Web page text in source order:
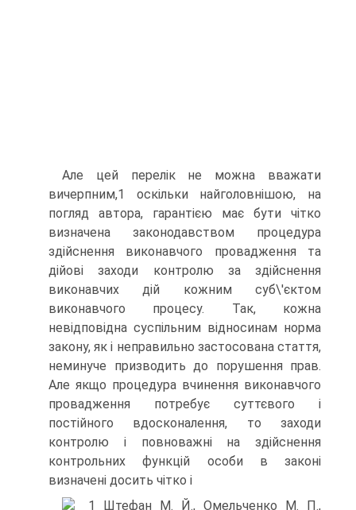
Але цей перелік не можна вважати
вичерпним,1 оскільки найголовнішою, на
погляд автора, гарантією має бути чітко
визначена законодавством процедура
здійснення виконавчого провадження та
дійові заходи контролю за здійснення
виконавчих дій кожним суб\'єк­том
виконавчого процесу. Так, кожна
невідповідна су­спільним відносинам норма
закону, як і неправильно за­стосована стаття,
неминуче призводить до порушення прав.
Але якщо процедура вчинення виконавчого
провад­ження потребує суттєвого і
постійного вдосконалення, то заходи
контролю і повноважні на здійснення
контроль­них функцій особи в законі
визначені досить чітко і
1 Штефан М. Й., Омельченко М. П.,